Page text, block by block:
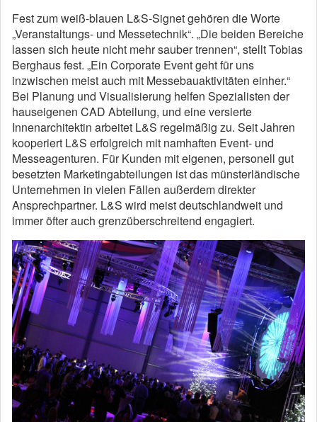
Fest zum weiß-blauen L&S-Signet gehören die Worte
„Veranstaltungs- und Messetechnik“. „Die beiden Bereiche
lassen sich heute nicht mehr sauber trennen“, stellt Tobias
Berghaus fest. „Ein Corporate Event geht für uns
inzwischen meist auch mit Messebauaktivitäten einher.“
Bei Planung und Visualisierung helfen Spezialisten der
hauseigenen CAD Abteilung, und eine versierte
Innenarchitektin arbeitet L&S regelmäßig zu. Seit Jahren
kooperiert L&S erfolgreich mit namhaften Event- und
Messeagenturen. Für Kunden mit eigenen, personell gut
besetzten Marketingabteilungen ist das münsterländische
Unternehmen in vielen Fällen außerdem direkter
Ansprechpartner. L&S wird meist deutschlandweit und
immer öfter auch grenzüberschreitend engagiert.